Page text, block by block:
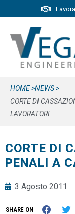
HOME >NEWS >
CORTE DI
LAVORATORI
CORTE DI
PENALI A
3 Agosto 2011
SHARE ON